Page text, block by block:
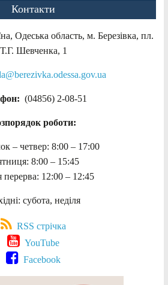
Контакти
Одеська область, м. Березівка, пл.
Т.Г. Шевченка, 1
(04856) 2-08-51
роботи:
– четвер: 8:00 – 17:00
8:00 – 15:45
перерва: 12:00 – 12:45
субота, неділя
RSS стрічка
YouTube
Facebook